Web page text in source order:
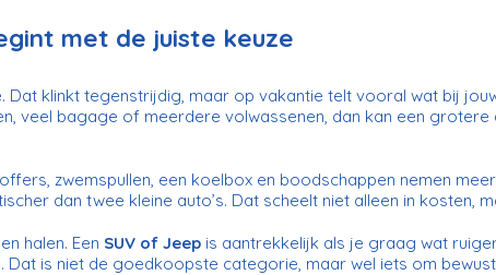
met de juiste keuze
klinkt tegenstrijdig, maar op vakantie telt vooral wat bij
veel bagage of meerdere volwassenen, dan kan een
zwemspullen, een koelbox en boodschappen nemen
dan twee kleine auto’s. Dat scheelt niet alleen in kosten,
halen. Een SUV of Jeepis aantrekkelijk als je graag wat
Dat is niet de goedkoopste categorie, maar wel iets om